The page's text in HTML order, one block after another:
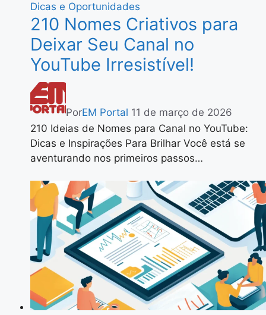
Dicas e Oportunidades
210 Nomes Criativos para
Deixar Seu Canal no
YouTube Irresistível!
PorEM Portal 11 de março de 2026
210 Ideias de Nomes para Canal no YouTube:
Dicas e Inspirações Para Brilhar Você está se
aventurando nos primeiros passos…